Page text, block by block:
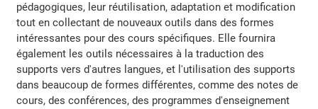
pédagogiques, leur réutilisation, adaptation et modification
tout en collectant de nouveaux outils dans des formes
intéressantes pour des cours spécifiques. Elle fournira
également les outils nécessaires à la traduction des
supports vers d'autres langues, et l'utilisation des supports
dans beaucoup de formes différentes, comme des notes de
cours, des conférences, des programmes d'enseignement